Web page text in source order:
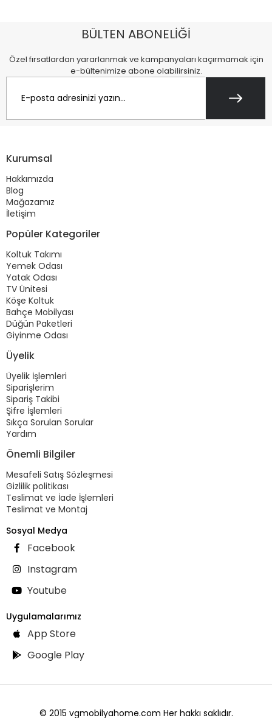
BÜLTEN ABONELİĞİ
Özel fırsatlardan yararlanmak ve kampanyaları kaçırmamak için
e-bültenimize abone olabilirsiniz.
Kurumsal
Hakkımızda
Blog
Mağazamız
İletişim
Popüler Kategoriler
Koltuk Takımı
Yemek Odası
Yatak Odası
TV Ünitesi
Köşe Koltuk
Bahçe Mobilyası
Düğün Paketleri
Giyinme Odası
Üyelik
Üyelik İşlemleri
Siparişlerim
Sipariş Takibi
Şifre İşlemleri
Sıkça Sorulan Sorular
Yardım
Önemli Bilgiler
Mesafeli Satış Sözleşmesi
Gizlilik politikası
Teslimat ve İade İşlemleri
Teslimat ve Montaj
Sosyal Medya
Facebook
Instagram
Youtube
Uygulamalarımız
App Store
Google Play
© 2015 vgmobilyahome.com Her hakkı saklıdır.